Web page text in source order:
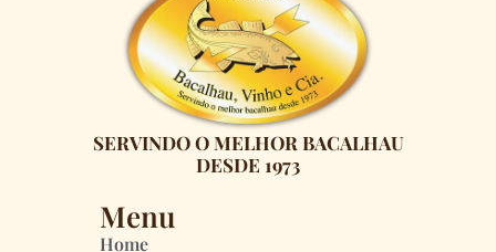
SERVINDO O MELHOR BACALHAU
DESDE 1973
Menu
Home